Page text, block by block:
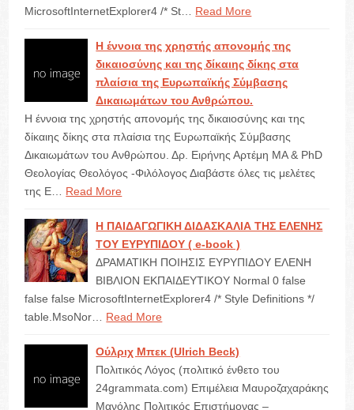
MicrosoftInternetExplorer4 /* St…
Read More
Η έννοια της χρηστής απονομής της
δικαιοσύνης και της δίκαιης δίκης στα
πλαίσια της Ευρωπαϊκής Σύμβασης
Δικαιωμάτων του Ανθρώπου.
Η έννοια της χρηστής απονομής της δικαιοσύνης και της
δίκαιης δίκης στα πλαίσια της Ευρωπαϊκής Σύμβασης
Δικαιωμάτων του Ανθρώπου. Δρ. Ειρήνης Αρτέμη ΜΑ & PhD
Θεολογίας Θεολόγος -Φιλόλογος Διαβάστε όλες τις μελέτες
της Ε…
Read More
Η ΠΑΙΔΑΓΩΓΙΚΗ ΔΙΔΑΣΚΑΛΙΑ ΤΗΣ ΕΛΕΝΗΣ
ΤΟΥ ΕΥΡΥΠΙΔΟΥ ( e-book )
ΔΡΑΜΑΤΙΚΗ ΠΟΙΗΣΙΣ ΕΥΡΥΠΙΔΟΥ ΕΛΕΝΗ
ΒΙΒΛΙΟΝ ΕΚΠΑΙΔΕΥΤΙΚΟΥ Normal 0 false
false false MicrosoftInternetExplorer4 /* Style Definitions */
table.MsoNor…
Read More
Ούλριχ Μπεκ (Ulrich Beck)
Πολιτικός Λόγος (πολιτικό ένθετο του
24grammata.com) Επιμέλεια Μαυροζαχαράκης
Μανόλης Πολιτικός Επιστήμονας –